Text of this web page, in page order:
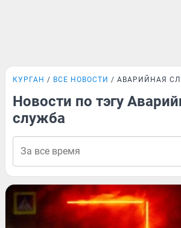
КУРГАН ВСЕ НОВОСТИ АВАРИЙНАЯ
Новости по тэгу
служба